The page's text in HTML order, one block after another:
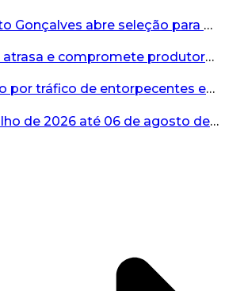
Canarinhos de Bento Gonçalves abre seleção para novos integrantes...
Pagamento da uva atrasa e compromete produtores...
Menor é apreendido por tráfico de entorpecentes em Veranópolis...
Obituário – 30 de julho de 2026 até 06 de agosto de 2026...